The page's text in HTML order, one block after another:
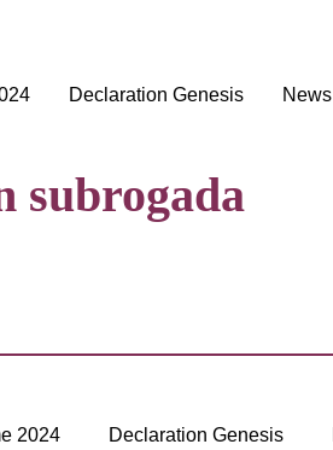
Declaration Genesis News
subrogada
2024 Declaration Genesis